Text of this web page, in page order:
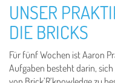
UNSER
DIE BRICKS
Für fünf Wochen ist Aaron
Aufgaben besteht darin,